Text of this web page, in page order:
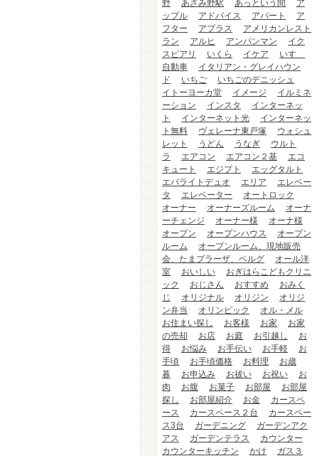
野
あざみ野駅 あっという間
ア
ップル
アドバイス アパート
ア
フター
アプラス
アメリカンレスト
ラン
アルヒ アンパンマン
イク
スピアリ
いくら イケア
いすゞ
自動車
イタリアン・グレイハウン
ド
いちご
いちごのデニッシュ
イトーヨーカ堂
イメージ
イルミネ
ーション
インスタ
インターネッ
ト
インターネット光
インターネッ
ト無料
ヴェレーナ東戸塚
ウォシュ
レット
うどん うなぎ
ウルト
ラ
エアコン エアコン２基
エコ
キュート
エジプト
エッグタルト
エバライトデュオ
エリア
エレベー
タ
エレベーター
オートロック
オーナー
オーナーズルーム
オーナ
ーチェンジ
オーナー様
オーナ様
オープン
オープンハウス
オープン
ルーム
オープンルーム、現地販売
会、たまプラーザ、ベルグ
オール洋
室
おいしい
おぎはらこどもクリニ
ック
おじさん おすすめ
おみく
じ
オリジナル オリジン
オリジ
ン弁当
オリンピック
オル・メル
お住まい探し
お客様 お家
お家
の売却
お店 お庭 お引越し
お
得
お悩み お手伝い お手軽
お
手頃
お手頃価格 お料理
お歳
暮
お申込み お祓い お祝い
お
肉
お腹 お菓子 お部屋
お部屋
探し
お部屋紹介 お金
カースペ
ース
カースペース２台
カースペー
ス3台
ガーデニング
ガーデンアク
アス
ガーデンテラス
カウンター
カウンターキッチン
かけ
ガス３